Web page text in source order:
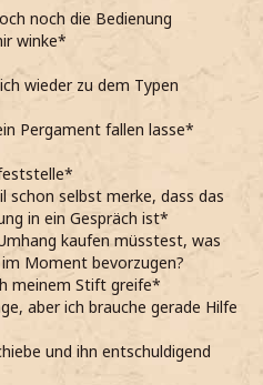
noch die Bedienung
winke*
wieder zu dem Typen
Pergament fallen lasse*
schon selbst merke, dass das
in ein Gespräch ist*
kaufen müsstest, was
Moment bevorzugen?
meinem Stift greife*
aber ich brauche gerade Hilfe
und ihn entschuldigend